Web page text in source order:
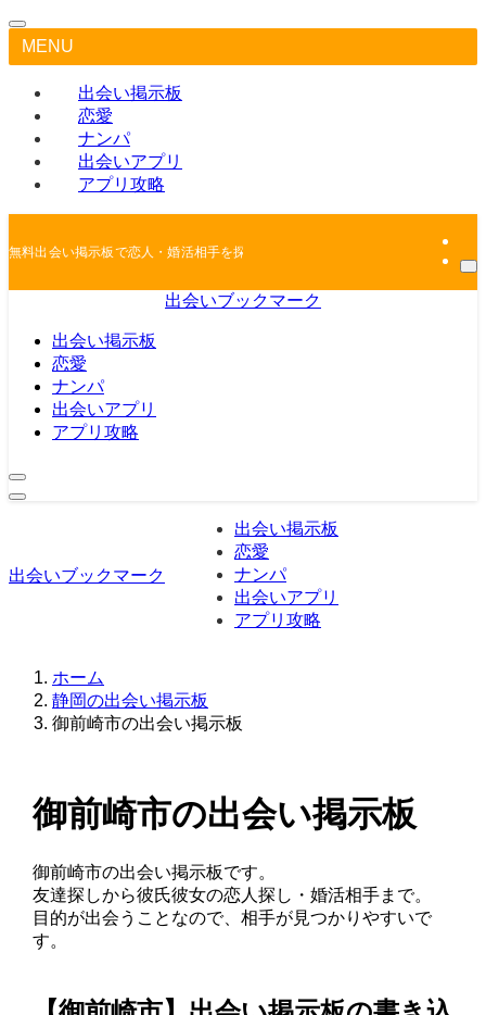
MENU
出会い掲示板
恋愛
ナンパ
出会いアプリ
アプリ攻略
無料出会い掲示板で恋人・婚活相手を探しちゃおう
出会いブックマーク
出会い掲示板
恋愛
ナンパ
出会いアプリ
アプリ攻略
出会いブックマーク
出会い掲示板
恋愛
ナンパ
出会いアプリ
アプリ攻略
ホーム
静岡の出会い掲示板
御前崎市の出会い掲示板
御前崎市の出会い掲示板
御前崎市の出会い掲示板です。
友達探しから彼氏彼女の恋人探し・婚活相手まで。
目的が出会うことなので、相手が見つかりやすいで
す。